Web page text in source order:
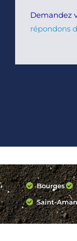
Demandez
répondons
Bourges
Saint-